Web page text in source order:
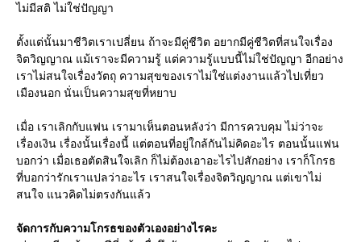
ไม่มีสติ ไม่ใช่ปัญญา
ตั้งแต่นั้นมาชีวิตเราเปลี่ยน ถ้าจะมีคู่ชีวิต อยากมีคู่ชีวิตที่สนใจเรื่อง
จิตวิญญาณ แม้เราจะมีความรู้ แต่ความรู้แบบนี้ไม่ใช่ปัญญา อีกอย่าง
เราไม่สนใจเรื่องวัตถุ ความสุขของเราไม่ใช่แต่งงานแล้วไปเที่ยว
เมืองนอก นั่นเป็นความสุขที่หยาบ
เมื่อ เราเลิกกับแฟน เรามาเห็นตอนหลังว่า มีการควบคุม ไม่ว่าจะ
เรื่องเงิน เรื่องนั้นเรื่องนี้ แต่ตอนที่อยู่ใกล้กันไม่คิดอะไร ตอนนั้นแฟน
บอกว่า เมื่อเธอตัดสินใจเลิก ก็ไม่ต้องเอาอะไรไปสักอย่าง เราก็โกรธ
ที่บอกว่ารักเราแปลว่าอะไร เราสนใจเรื่องจิตวิญญาณ แต่เขาไม่
สนใจ แนวคิดไม่ตรงกันแล้ว
จัดการกับความโกรธของตัวเองอย่างไรคะ